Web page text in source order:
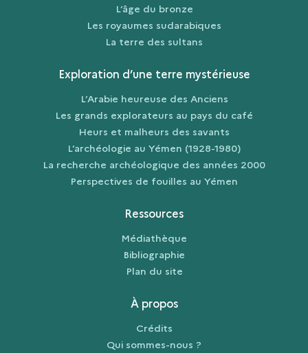
L’âge du bronze
Les royaumes sudarabiques
La terre des sultans
Exploration d’une terre mystérieuse
L’Arabie heureuse des Anciens
Les grands explorateurs au pays du café
Heurs et malheurs des savants
L’archéologie au Yémen (1928-1980)
La recherche archéologique des années 2000
Perspectives de fouilles au Yémen
Ressources
Médiathèque
Bibliographie
Plan du site
À propos
Crédits
Qui sommes-nous ?